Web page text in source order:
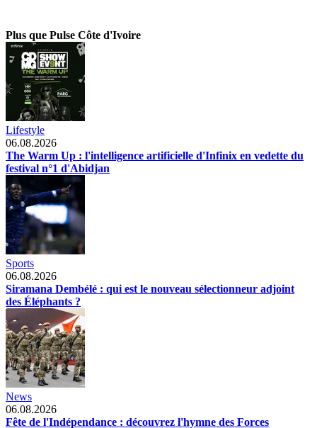
Plus que Pulse Côte d'Ivoire
Lifestyle
06.08.2026
The Warm Up : l'intelligence artificielle d'Infinix en vedette du
festival n°1 d'Abidjan
Sports
06.08.2026
Siramana Dembélé : qui est le nouveau sélectionneur adjoint
des Éléphants ?
News
06.08.2026
Fête de l'Indépendance : découvrez l'hymne des Forces